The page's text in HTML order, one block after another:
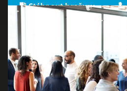
Stáhnout brožuru